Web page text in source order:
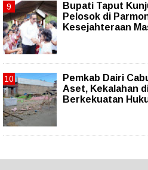
Bupati Taput
Pelosok di
Kesejahteraan
Pemkab Dairi
Aset, Kekalahan
Berkekuatan